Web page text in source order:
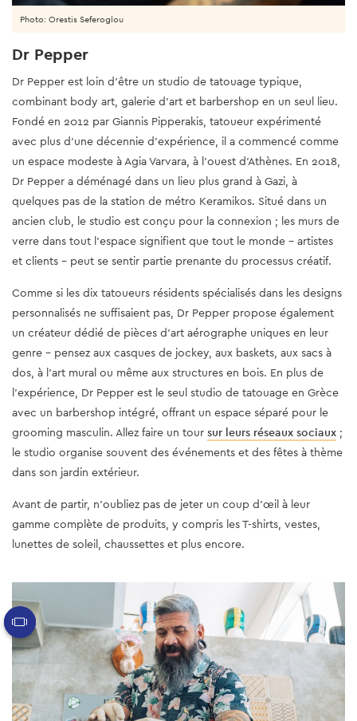
Photo: Orestis Seferoglou
Dr Pepper
Dr Pepper est loin d'être un studio de tatouage typique,
combinant body art, galerie d'art et barbershop en un seul lieu.
Fondé en 2012 par Giannis Pipperakis, tatoueur expérimenté
avec plus d'une décennie d'expérience, il a commencé comme
un espace modeste à Agia Varvara, à l'ouest d'Athènes. En 2018,
Dr Pepper a déménagé dans un lieu plus grand à Gazi, à
quelques pas de la station de métro Keramikos. Situé dans un
ancien club, le studio est conçu pour la connexion ; les murs de
verre dans tout l'espace signifient que tout le monde - artistes
et clients - peut se sentir partie prenante du processus créatif.
Comme si les dix tatoueurs résidents spécialisés dans les designs
personnalisés ne suffisaient pas, Dr Pepper propose également
un créateur dédié de pièces d'art aérographe uniques en leur
genre - pensez aux casques de jockey, aux baskets, aux sacs à
dos, à l'art mural ou même aux structures en bois. En plus de
l'expérience, Dr Pepper est le seul studio de tatouage en Grèce
avec un barbershop intégré, offrant un espace séparé pour le
grooming masculin. Allez faire un tour sur leurs réseaux sociaux ;
le studio organise souvent des événements et des fêtes à thème
dans son jardin extérieur.
Avant de partir, n'oubliez pas de jeter un coup d'œil à leur
gamme complète de produits, y compris les T-shirts, vestes,
lunettes de soleil, chaussettes et plus encore.